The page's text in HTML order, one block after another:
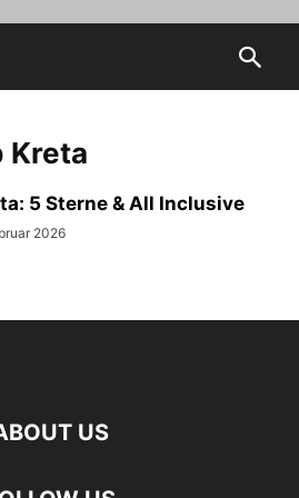
Kreta
5 Sterne & All Inclusive
2026
US